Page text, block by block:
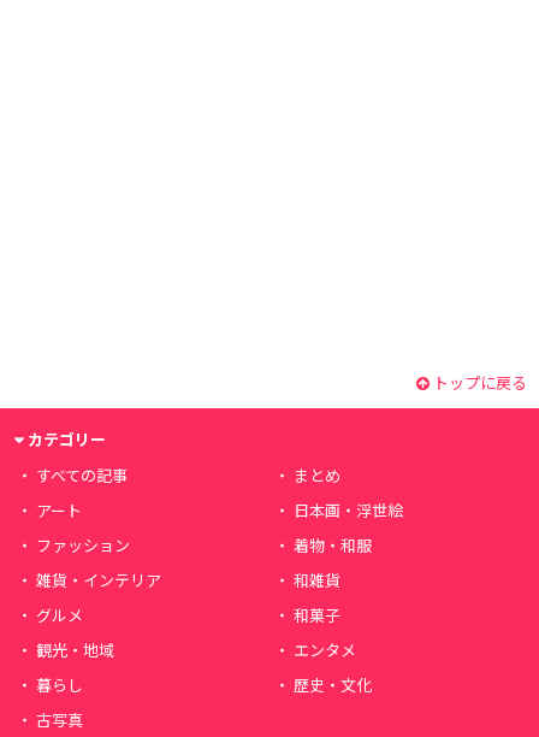
トップに戻る
カテゴリー
すべての記事
まとめ
アート
日本画・浮世絵
ファッション
着物・和服
雑貨・インテリア
和雑貨
グルメ
和菓子
観光・地域
エンタメ
暮らし
歴史・文化
古写真